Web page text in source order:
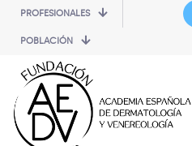
PROFESIONALES
POBLACIÓN